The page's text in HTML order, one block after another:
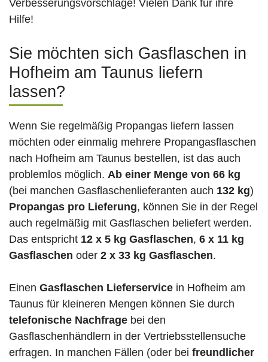
Verbesserungsvorschläge! Vielen Dank für ihre
Hilfe!
Sie möchten sich Gasflaschen in
Hofheim am Taunus liefern
lassen?
Wenn Sie regelmäßig Propangas liefern lassen
möchten oder einmalig mehrere Propangasflaschen
nach Hofheim am Taunus bestellen, ist das auch
problemlos möglich. Ab einer Menge von 66 kg
(bei manchen Gasflaschenlieferanten auch 132 kg)
Propangas pro Lieferung, können Sie in der Regel
auch regelmäßig mit Gasflaschen beliefert werden.
Das entspricht 12 x 5 kg Gasflaschen, 6 x 11 kg
Gasflaschen oder 2 x 33 kg Gasflaschen.
Einen Gasflaschen Lieferservice in Hofheim am
Taunus für kleineren Mengen können Sie durch
telefonische Nachfrage bei den
Gasflaschenhändlern in der Vertriebsstellensuche
erfragen. In manchen Fällen (oder bei freundlicher